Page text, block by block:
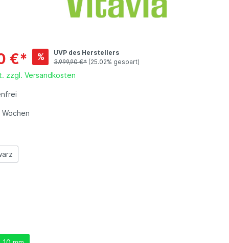
Gartenmöbel-Zubehör
€* %
UVP des Herstellers
3.999,90 €* (25.02% gespart)
zzgl. Versandkosten